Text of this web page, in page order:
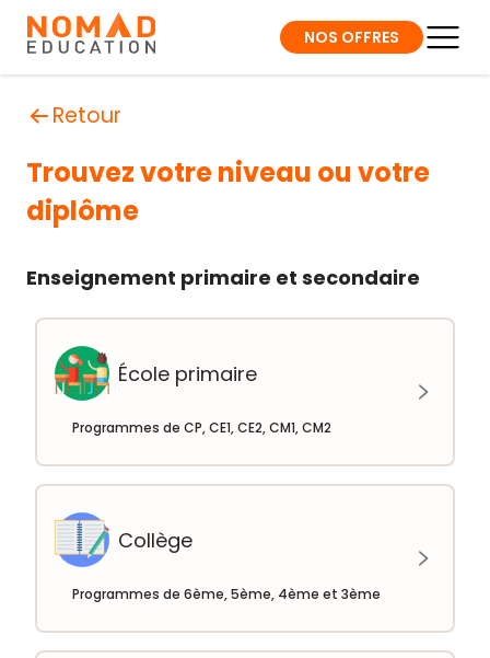
NOS OFFRES
Retour
Trouvez votre niveau ou votre
diplôme
Enseignement primaire et secondaire
École primaire
Programmes de CP, CE1, CE2, CM1, CM2
Collège
Programmes de 6ème, 5ème, 4ème et 3ème